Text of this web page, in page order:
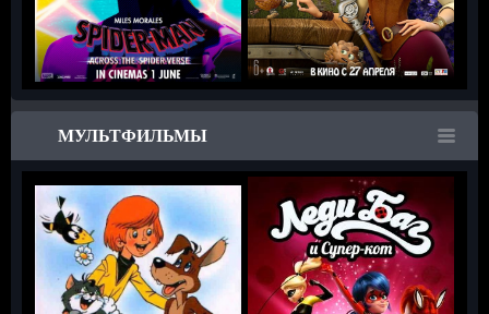
МУЛЬТФИЛЬМЫ